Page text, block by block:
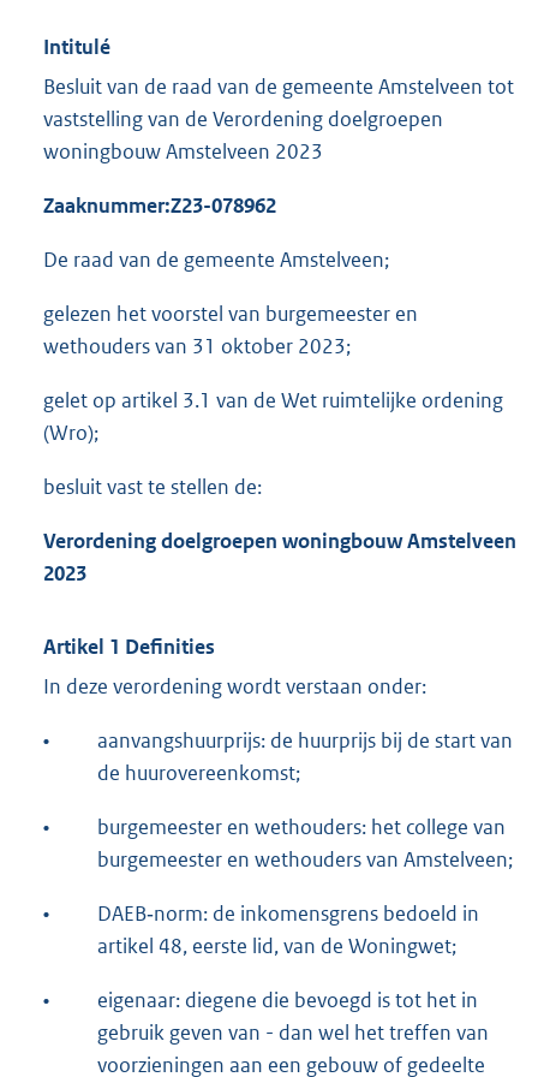
Intitulé
Besluit van de raad van de gemeente Amstelveen tot
vaststelling van de Verordening doelgroepen
woningbouw Amstelveen 2023
Zaaknummer:Z23-078962
De raad van de gemeente Amstelveen;
gelezen het voorstel van burgemeester en
wethouders van 31 oktober 2023;
gelet op artikel 3.1 van de Wet ruimtelijke ordening
(Wro);
besluit vast te stellen de:
Verordening doelgroepen woningbouw Amstelveen
2023
Artikel 1 Definities
In deze verordening wordt verstaan onder:
•
aanvangshuurprijs: de huurprijs bij de start van
de huurovereenkomst;
•
burgemeester en wethouders: het college van
burgemeester en wethouders van Amstelveen;
•
DAEB‐norm: de inkomensgrens bedoeld in
artikel 48, eerste lid, van de Woningwet;
•
eigenaar: diegene die bevoegd is tot het in
gebruik geven van - dan wel het treffen van
voorzieningen aan een gebouw of gedeelte